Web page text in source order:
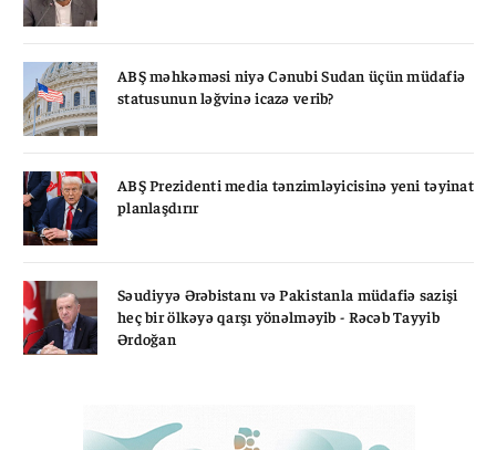
ABŞ məhkəməsi niyə Cənubi Sudan üçün müdafiə
statusunun ləğvinə icazə verib?
ABŞ Prezidenti media tənzimləyicisinə yeni təyinat
planlaşdırır
Səudiyyə Ərəbistanı və Pakistanla müdafiə sazişi
heç bir ölkəyə qarşı yönəlməyib - Rəcəb Tayyib
Ərdoğan